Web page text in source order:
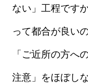
ない」工程です
って都合が良い
「ご近所の方へ
注意」をほぼし